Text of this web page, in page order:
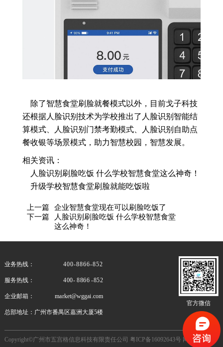
除了智慧食堂刷脸就餐模式以外，目前戈子科技
还根据人脸识别技术为学校推出了人脸识别智能结
算模式、人脸识别门禁考勤模式、人脸识别自助点
餐收银等场景模式，助力智慧校园，智慧发展。
相关资讯：
人脸识别刷脸吃饭 什么学校智慧食堂这么神奇！
升级学校智慧食堂刷脸就能吃饭啦
上一篇
企业智慧食堂现在可以刷脸吃饭了
下一篇
人脸识别刷脸吃饭 什么学校智慧食堂
这么神奇！
业务热线： 400-8866-852
服务热线： 400- 8866 -852
企业邮箱： market@wggai.com
总部地址： 广州市番禺区嘉洲大厦5楼
官方微信
Copyright©广州市五宫格信息科技有限责任公司 粤ICP备16092643号 网站地图